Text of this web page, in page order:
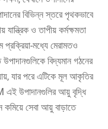
বিভিন্ন স্তরে পৃথকভাবে
যান্ত্রিক ও তাপীয় কর্মক্ষমতা
মধ্যে মেরামতও
বিদ্যমান গঠনের
যার পরে এটিকে মূল আকৃতির
এই উপাদানগুলির আয়ু বৃদ্ধি
সেবা আয়ু বাড়াতে